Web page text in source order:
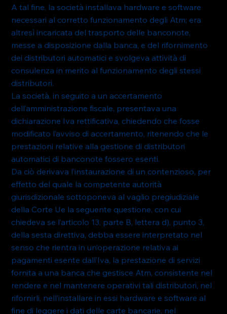
A tal fine, la società installava hardware e software
necessari al corretto funzionamento degli Atm; era
altresì incaricata del trasporto delle banconote,
messe a disposizione dalla banca, e del rifornimento
dei distributori automatici e svolgeva attività di
consulenza in merito al funzionamento degli stessi
distributori.
La società, in seguito a un accertamento
dell’amministrazione fiscale, presentava una
dichiarazione Iva rettificativa, chiedendo che fosse
modificato l’avviso di accertamento, ritenendo che le
prestazioni relative alla gestione di distributori
automatici di banconote fossero esenti.
Da ciò derivava l’instaurazione di un contenzioso, per
effetto del quale la competente autorità
giurisdizionale sottoponeva al vaglio pregiudiziale
della Corte Ue la seguente questione, con cui
chiedeva se l’articolo 13, parte B, lettera d), punto 3,
della sesta direttiva, debba essere interpretato nel
senso che rientra in un’operazione relativa ai
pagamenti esente dall’Iva, la prestazione di servizi
fornita a una banca che gestisce Atm, consistente nel
rendere e nel mantenere operativi tali distributori, nel
rifornirli, nell’installare in essi hardware e software al
fine di leggere i dati delle carte bancarie, nel